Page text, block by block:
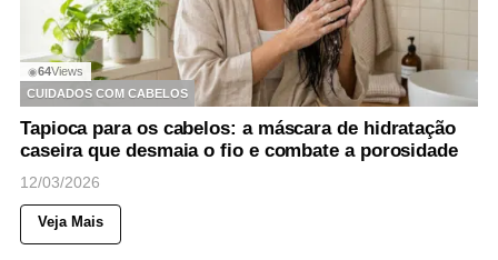
◉64Views
CUIDADOS COM CABELOS
Tapioca para os cabelos: a máscara de hidratação
caseira que desmaia o fio e combate a porosidade
12/03/2026
Veja Mais